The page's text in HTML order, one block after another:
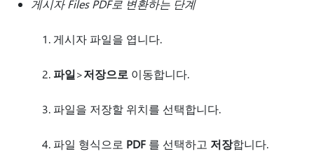
게시자 Files PDF로 변환하는 단계
게시자 파일을 엽니다.
파일>저장으로 이동합니다.
파일을 저장할 위치를 선택합니다.
파일 형식으로 PDF 를 선택하고 저장합니다.